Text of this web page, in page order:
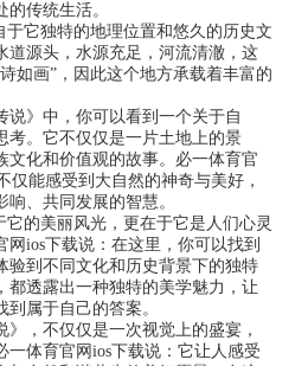
传统生活。
于它独特的地理位置和悠久的历史文
道源头，水源充足，河流清澈，这
如画”，因此这个地方承载着丰富的
说》中，你可以看到一个关于自
考。它不仅仅是一片土地上的景
文化和价值观的故事。必一体育官
仅能感受到大自然的神奇与美好，
、共同发展的智慧。
它的美丽风光，更在于它是人们心灵
网ios下载说：在这里，你可以找到
验到不同文化和历史背景下的独特
都透露出一种独特的美学魅力，让
属于自己的答案。
》，不仅仅是一次视觉上的盛宴，
一体育官网ios下载说：它让人感受